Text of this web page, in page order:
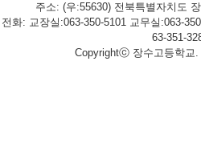
주소: (우:55630) 전북특별자치도
전화: 교장실:063-350-5101 교무실:063-
63-351-
Copyrightⓒ 장수고등학교.